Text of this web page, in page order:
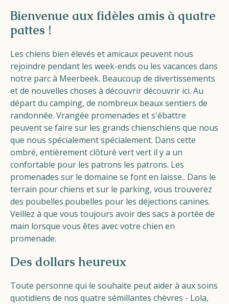
Contact
FR NL EN
Apple App Store
Android Play Store
Bienvenue aux fidèles amis à quatre
pattes !
Les chiens bien élevés et amicaux peuvent nous
rejoindre pendant les week-ends ou les vacances dans
notre parc à Meerbeek. Beaucoup de divertissements
et de nouvelles choses à découvrirdécouvrir ici. Au
départ du camping, de nombreux beaux sentiers de
randonnée. Vrangée promenades et s'ébattre
peuvent se faire sur les grands chienschiens que nous
que nous spécialementspécialement. Dans cette
ombré, entièrement clôturé vertvert il y a un
confortable pour les patrons les patrons. Les
promenades sur le domaine se font en laisse.. Dans le
terrain pour chiens et sur le parking, vous trouverez
des poubelles.poubelles pour les déjections canines.
Veillez à que vous toujours avoir des sacs à portée de
main lorsque vous êtes avecvotre chien en
promenade.
Des dollars heureux
Toute personne qui le souhaite peutaiderà aux soins
quotidiens de nos quatre sémillantes chèvres - Lola,